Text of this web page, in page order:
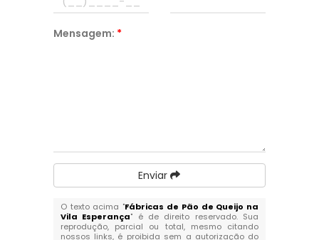
Mensagem: *
Enviar
O texto acima "Fábricas de Pão de Queijo na
Vila Esperança" é de direito reservado. Sua
reprodução, parcial ou total, mesmo citando
nossos links, é proibida sem a autorização do